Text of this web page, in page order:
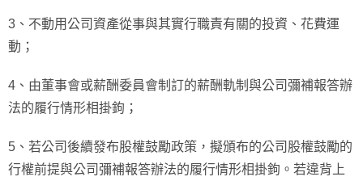
3、不動用公司資產從事與其實行職責有關的投資、花費運
動；
4、由董事會或薪酬委員會制訂的薪酬軌制與公司彌補報答辦
法的履行情形相掛鉤；
5、若公司後續發布股權鼓勵政策，擬頒布的公司股權鼓勵的
行權前提與公司彌補報答辦法的履行情形相掛鉤。若違背上